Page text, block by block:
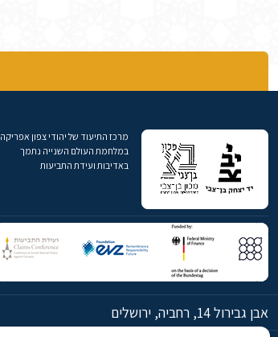
מרכז התיעוד של יהודי צפון אפריקה
במלחמת העולם השנייה נתמך
באדיבות ועידת התביעות
אבן גבירול 14, רחביה, ירושלים